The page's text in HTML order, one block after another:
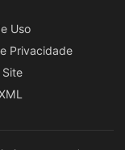
Uso
Privacidade